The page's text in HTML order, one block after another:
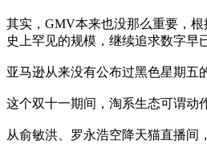
其实，GMV本来也没那么重要，
史上罕见的规模，继续追求数字早
亚马逊从来没有公布过黑色星期五
这个双十一期间，淘系生态可谓动
从俞敏洪、罗永浩空降天猫直播